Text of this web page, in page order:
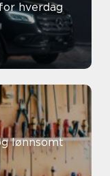
lønnsomt